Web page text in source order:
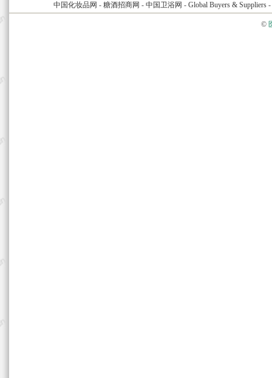
中国化妆品网 - 糖酒招商网 - 中国卫浴网 - Global Buyers & Suppliers -
©